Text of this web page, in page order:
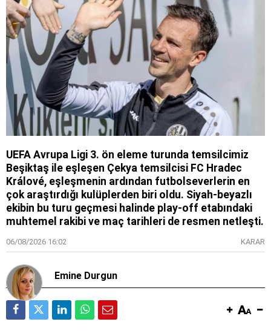
UEFA Avrupa Ligi 3. ön eleme turunda temsilcimiz
Beşiktaş ile eşleşen Çekya temsilcisi FC Hradec
Králové, eşleşmenin ardından futbolseverlerin en
çok araştırdığı kulüplerden biri oldu. Siyah-beyazlı
ekibin bu turu geçmesi halinde play-off etabındaki
muhtemel rakibi ve maç tarihleri de resmen netleşti.
06/08/2026 16:02 KARAR
Emine Durgun